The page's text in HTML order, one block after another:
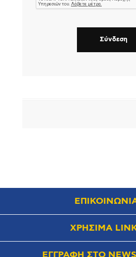
ΧΡΗΣΙΜΑ
ΕΓΓΡΑΦΗ ΣΤΟ